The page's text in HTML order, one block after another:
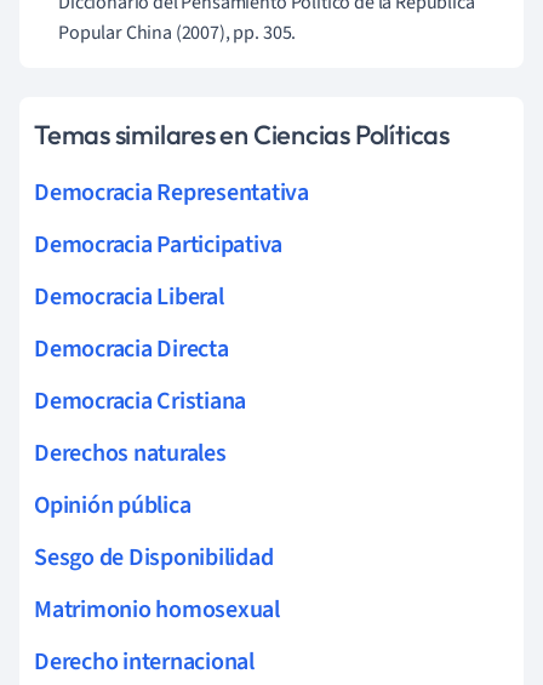
Popular China (2007), pp. 305.
Temas similares en Ciencias Políticas
Democracia Representativa
Democracia Participativa
Democracia Liberal
Democracia Directa
Democracia Cristiana
Derechos naturales
Opinión pública
Sesgo de Disponibilidad
Matrimonio homosexual
Derecho internacional